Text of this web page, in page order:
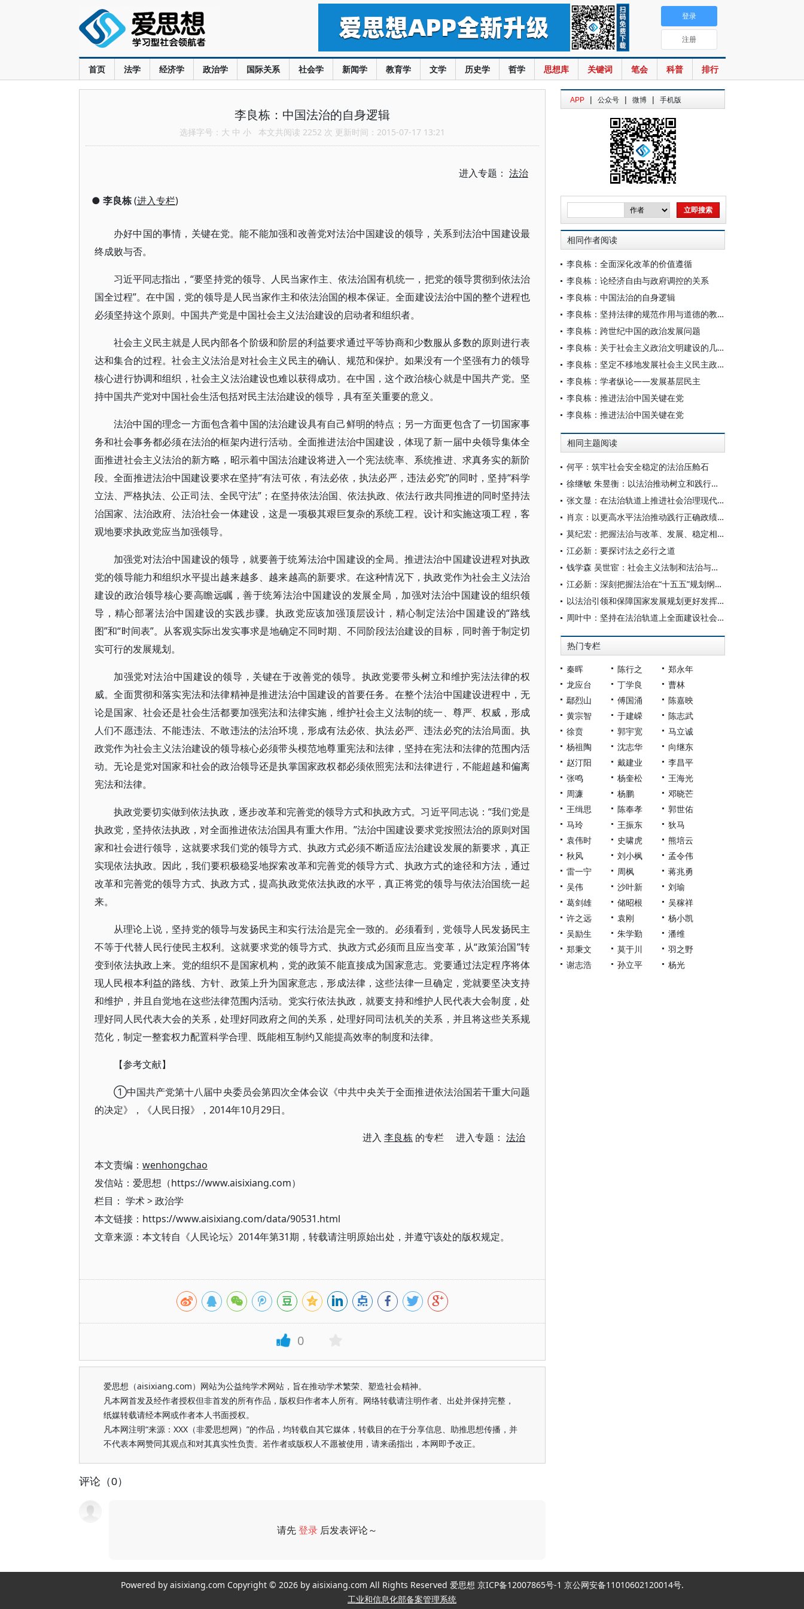
首页 法学 经济学 政治学 国际关系 社会学 新闻学 教育学 文学 历史学 哲学 思想库 关键词 笔会 科普 排行
登录
注册
李良栋：中国法治的自身逻辑
选择字号： 大 中 小 本文共阅读 2252 次 更新时间：2015-07-17 13:21
进入专题： 法治
● 李良栋(进入专栏)
办好中国的事情，关键在党。能不能加强和改善党对法治中国建设的领导，关系到法治中国建设最
终成败与否。
习近平同志指出，“要坚持党的领导、人民当家作主、依法治国有机统一，把党的领导贯彻到依法治
国全过程”。在中国，党的领导是人民当家作主和依法治国的根本保证。全面建设法治中国的整个进程也
必须坚持这个原则。中国共产党是中国社会主义法治建设的启动者和组织者。
社会主义民主就是人民内部各个阶级和阶层的利益要求通过平等协商和少数服从多数的原则进行表
达和集合的过程。社会主义法治是对社会主义民主的确认、规范和保护。如果没有一个坚强有力的领导
核心进行协调和组织，社会主义法治建设也难以获得成功。在中国，这个政治核心就是中国共产党。坚
持中国共产党对中国社会生活包括对民主法治建设的领导，具有至关重要的意义。
法治中国的理念一方面包含着中国的法治建设具有自己鲜明的特点；另一方面更包含了一切国家事
务和社会事务都必须在法治的框架内进行活动。全面推进法治中国建设，体现了新一届中央领导集体全
面推进社会主义法治的新方略，昭示着中国法治建设将进入一个宪法统率、系统推进、求真务实的新阶
段。全面推进法治中国建设要求在坚持“有法可依，有法必依，执法必严，违法必究”的同时，坚持“科学
立法、严格执法、公正司法、全民守法”；在坚持依法治国、依法执政、依法行政共同推进的同时坚持法
治国家、法治政府、法治社会一体建设，这是一项极其艰巨复杂的系统工程。设计和实施这项工程，客
观地要求执政党应当加强领导。
加强党对法治中国建设的领导，就要善于统筹法治中国建设的全局。推进法治中国建设进程对执政
党的领导能力和组织水平提出越来越多、越来越高的新要求。在这种情况下，执政党作为社会主义法治
建设的政治领导核心要高瞻远瞩，善于统筹法治中国建设的发展全局，加强对法治中国建设的组织领
导，精心部署法治中国建设的实践步骤。执政党应该加强顶层设计，精心制定法治中国建设的“路线
图”和“时间表”。从客观实际出发实事求是地确定不同时期、不同阶段法治建设的目标，同时善于制定切
实可行的发展规划。
加强党对法治中国建设的领导，关键在于改善党的领导。执政党要带头树立和维护宪法法律的权
威。全面贯彻和落实宪法和法律精神是推进法治中国建设的首要任务。在整个法治中国建设进程中，无
论是国家、社会还是社会生活都要加强宪法和法律实施，维护社会主义法制的统一、尊严、权威，形成
人们不愿违法、不能违法、不敢违法的法治环境，形成有法必依、执法必严、违法必究的法治局面。执
政党作为社会主义法治建设的领导核心必须带头模范地尊重宪法和法律，坚持在宪法和法律的范围内活
动。无论是党对国家和社会的政治领导还是执掌国家政权都必须依照宪法和法律进行，不能超越和偏离
宪法和法律。
执政党要切实做到依法执政，逐步改革和完善党的领导方式和执政方式。习近平同志说：“我们党是
执政党，坚持依法执政，对全面推进依法治国具有重大作用。”法治中国建设要求党按照法治的原则对国
家和社会进行领导，这就要求我们党的领导方式、执政方式必须不断适应法治建设发展的新要求，真正
实现依法执政。因此，我们要积极稳妥地探索改革和完善党的领导方式、执政方式的途径和方法，通过
改革和完善党的领导方式、执政方式，提高执政党依法执政的水平，真正将党的领导与依法治国统一起
来。
从理论上说，坚持党的领导与发扬民主和实行法治是完全一致的。必须看到，党领导人民发扬民主
不等于代替人民行使民主权利。这就要求党的领导方式、执政方式必须而且应当变革，从“政策治国”转
变到依法执政上来。党的组织不是国家机构，党的政策不能直接成为国家意志。党要通过法定程序将体
现人民根本利益的路线、方针、政策上升为国家意志，形成法律，这些法律一旦确定，党就要坚决支持
和维护，并且自觉地在这些法律范围内活动。党实行依法执政，就要支持和维护人民代表大会制度，处
理好同人民代表大会的关系，处理好同政府之间的关系，处理好同司法机关的关系，并且将这些关系规
范化，制定一整套权力配置科学合理、既能相互制约又能提高效率的制度和法律。
【参考文献】
①中国共产党第十八届中央委员会第四次全体会议《中共中央关于全面推进依法治国若干重大问题
的决定》，《人民日报》，2014年10月29日。
进入 李良栋 的专栏 进入专题： 法治
本文责编： wenhongchao
发信站：爱思想（https://www.aisixiang.com）
栏目： 学术>政治学
本文链接：https://www.aisixiang.com/data/90531.html
文章来源：本文转自《人民论坛》2014年第31期，转载请注明原始出处，并遵守该处的版权规定。
0
爱思想（aisixiang.com）网站为公益纯学术网站，旨在推动学术繁荣、塑造社会精神。
凡本网首发及经作者授权但非首发的所有作品，版权归作者本人所有。网络转载请注明作者、出处并保持完整，
纸媒转载请经本网或作者本人书面授权。
凡本网注明“来源：XXX（非爱思想网）”的作品，均转载自其它媒体，转载目的在于分享信息、助推思想传播，并
不代表本网赞同其观点和对其真实性负责。若作者或版权人不愿被使用，请来函指出，本网即予改正。
评论（0）
请先登录 后发表评论～
APP | 公众号 | 微博 | 手机版
相同作者阅读
李良栋：全面深化改革的价值遵循
李良栋：论经济自由与政府调控的关系
李良栋：中国法治的自身逻辑
李良栋：坚持法律的规范作用与道德的教化作用相结合
李良栋：跨世纪中国的政治发展问题
李良栋：关于社会主义政治文明建设的几个问题
李良栋：坚定不移地发展社会主义民主政治
李良栋：学者纵论——发展基层民主
李良栋：推进法治中国关键在党
李良栋：推进法治中国关键在党
相同主题阅读
何平：筑牢社会安全稳定的法治压舱石
徐继敏 朱昱衡：以法治推动树立和践行正确政绩观
张文显：在法治轨道上推进社会治理现代化——《法律与社会治理》 卷首语 （代）
肖京：以更高水平法治推动践行正确政绩观
莫纪宏：把握法治与改革、发展、稳定相协同的内在逻辑
江必新：要探讨法之必行之道
钱学森 吴世宦：社会主义法制和法治与现代科学技术
江必新：深刻把握法治在“十五五”规划纲要中的战略定位
以法治引领和保障国家发展规划更好发挥战略导向作用
周叶中：坚持在法治轨道上全面建设社会主义现代化国家
热门专栏
秦晖 陈行之
郑永年
龙应台
丁学良
曹林
鄢烈山
傅国涌
陈嘉映
黄宗智
于建嵘
陈志武
徐贲
郭宇宽
马立诚
杨祖陶
沈志华
向继东
赵汀阳
戴建业
李昌平
张鸣
杨奎松
王海光
周濂
杨鹏
邓晓芒
王缉思
陈奉孝
郭世佑
马玲
王振东
狄马
袁伟时
史啸虎
熊培云
秋风
刘小枫
孟令伟
雷一宁
周枫
蒋兆勇
吴伟
沙叶新
刘瑜
葛剑雄
储昭根
吴稼祥
许之远
袁刚
杨小凯
吴励生
朱学勤
潘维
郑秉文
莫于川
羽之野
谢志浩
孙立平 杨光
Powered by aisixiang.com Copyright © 2026 by aisixiang.com All Rights Reserved 爱思想 京ICP备12007865号-1 京公网安备11010602120014号.
工业和信息化部备案管理系统